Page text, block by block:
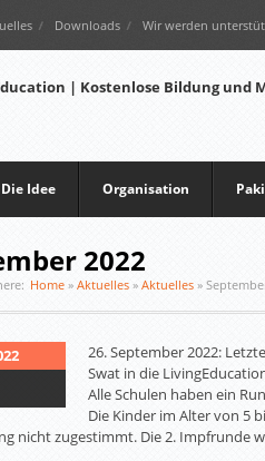
Downloads Wir werden
Die Idee Organisation
2022
Home » Aktuelles » Aktuelles »
26. September 2022:
Swat in die
Alle Schulen haben ein
Die Kinder im Alter von 5
nicht zugestimmt. Die 2. Impfrunde